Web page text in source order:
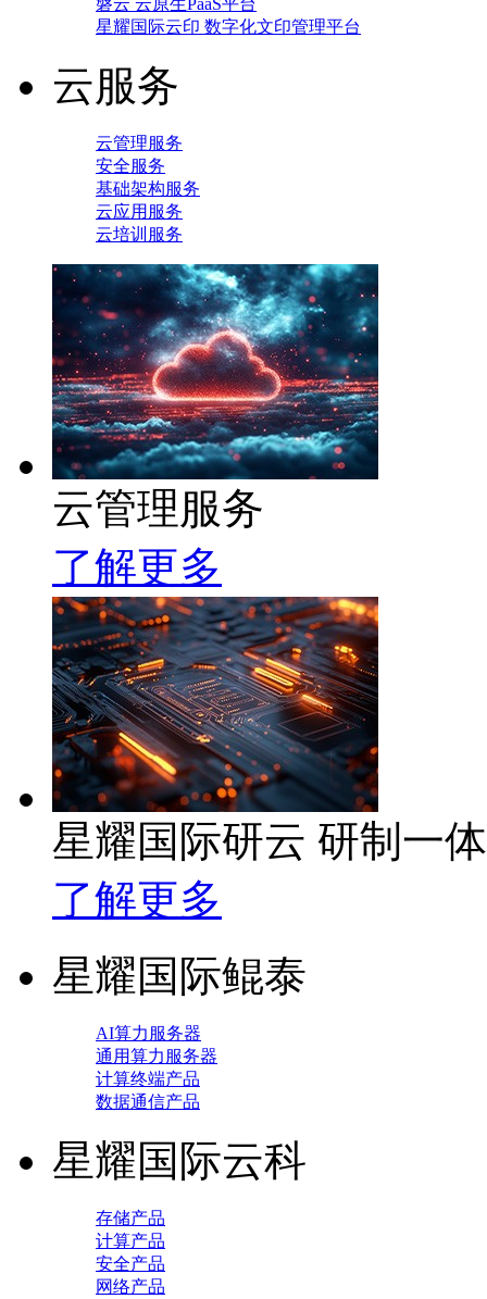
磐云 云原生PaaS平台
星耀国际云印 数字化文印管理平台
云服务
云管理服务
安全服务
基础架构服务
云应用服务
云培训服务
云管理服务
了解更多
星耀国际研云 研制一
了解更多
星耀国际鲲泰
AI算力服务器
通用算力服务器
计算终端产品
数据通信产品
星耀国际云科
存储产品
计算产品
安全产品
网络产品